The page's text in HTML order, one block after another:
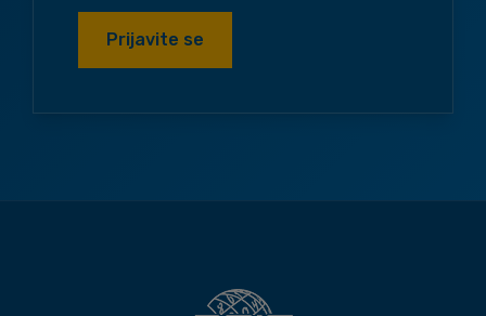
Prijavite se